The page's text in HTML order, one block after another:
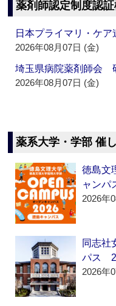
薬剤師認定制度認
日本プライマリ・ケ
2026年08月07日 (金)
埼玉県病院薬剤師会
2026年08月07日 (金)
薬系大学・学部 催
徳島文
ャン
2026年
同志社
パス
2026年